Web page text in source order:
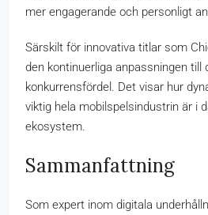
mer engagerande och personligt
Särskilt för innovativa titlar som
den kontinuerliga anpassningen till
konkurrensfördel. Det visar hur
viktig hela mobilspelsindustrin är i
ekosystem.
Sammanfattning
Som expert inom digitala